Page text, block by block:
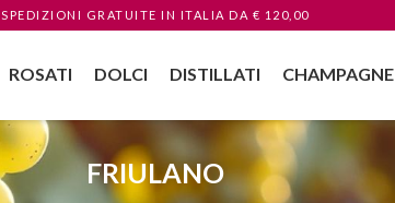
SPEDIZIONI GRATUITE IN ITALIA DA € 120,00
ROSATI DOLCI DISTILLATI CHAMPAGNE
FRIULANO